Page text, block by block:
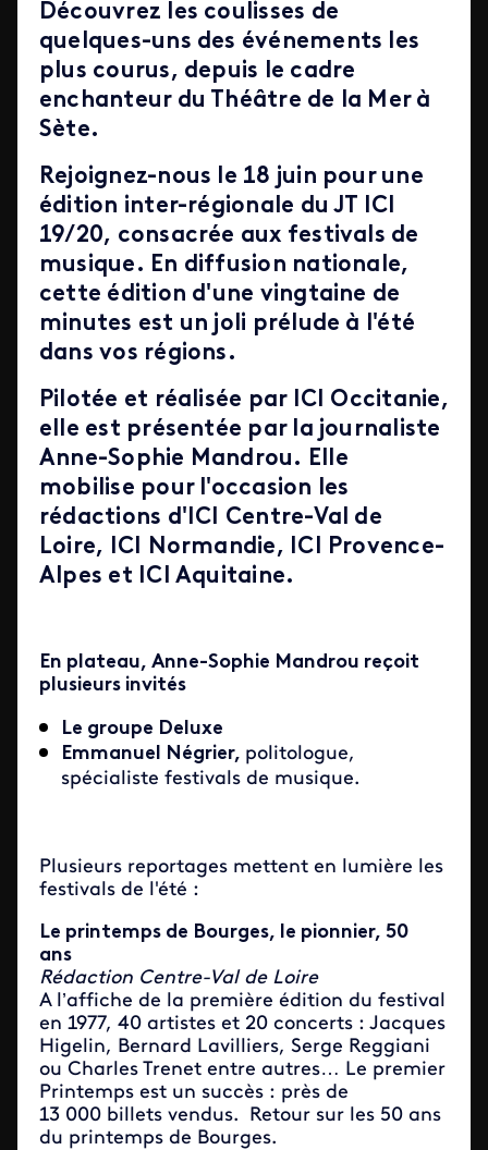
Découvrez les coulisses de
quelques-uns des événements les
plus courus, depuis le cadre
enchanteur du T
héâtre de la Mer à
Sète.
Rejoignez-nous le 18 juin pour une
édition inter-régionale du JT ICI
19/20, consacrée aux festivals de
musique. En diffusion nationale,
cette édition d'une vingtaine de
minutes est un joli prélude à l'été
dans vos régions.
Pilotée et réalisée parICI Occitanie,
elle est présentée par la journaliste
Anne-Sophie Mandrou. Elle
mobilise pour l'occasion les
rédactions d'ICI Centre-Val de
Loire, ICI Normandie, ICI Provence-
Alpes et ICI Aquitaine.
En plateau, Anne-Sophie Mandrou reçoit
plusieurs invités
Le groupe Deluxe
Emmanuel Négrier, politologue,
spécialiste festivals de musique.
Plusieurs reportages mettent en lumière les
festivals de l'été :
Le printemps de Bourges, le pionnier, 50
ans
Rédaction Centre-Val de Loire
A l’affiche de la première édition du festival
en 1977, 40 artistes et 20 concerts : Jacques
Higelin, Bernard Lavilliers, Serge Reggiani
ou Charles Trenet entre autres… Le premier
Printemps est un succès : près de
13 000 billets vendus. Retour sur les 50 ans
du printemps de Bourges.